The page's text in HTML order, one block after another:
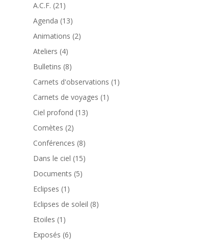
A.C.F. (21)
Agenda (13)
Animations (2)
Ateliers (4)
Bulletins (8)
Carnets d'observations (1)
Carnets de voyages (1)
Ciel profond (13)
Comètes (2)
Conférences (8)
Dans le ciel (15)
Documents (5)
Eclipses (1)
Eclipses de soleil (8)
Etoiles (1)
Exposés (6)